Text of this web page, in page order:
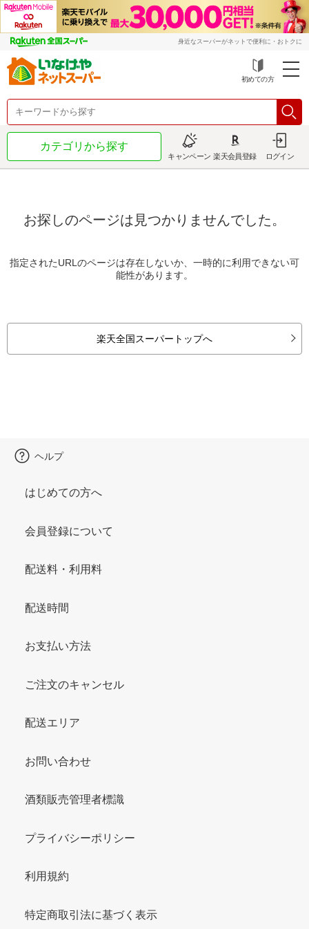
身近なスーパーがネットで便利に・おトクに
初めての方
カテゴリから探す
キャンペーン 楽天会員登録 ログイン
お探しのページは見つかりませんでした。
指定されたURLのページは存在しないか、一時的に利用できない可
能性があります。
楽天全国スーパートップへ
ヘルプ
はじめての方へ
会員登録について
配送料・利用料
配送時間
お支払い方法
ご注文のキャンセル
配送エリア
お問い合わせ
酒類販売管理者標識
プライバシーポリシー
利用規約
特定商取引法に基づく表示